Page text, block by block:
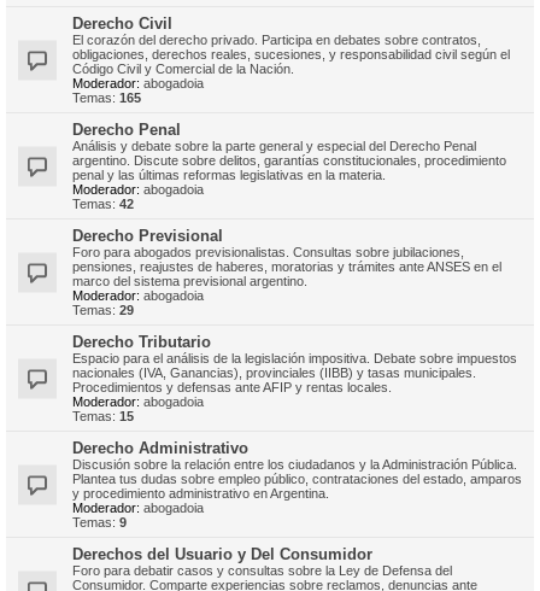
Derecho Civil
El corazón del derecho privado. Participa en debates sobre contratos,
obligaciones, derechos reales, sucesiones, y responsabilidad civil según el
Código Civil y Comercial de la Nación.
Moderador: abogadoia
Temas: 165
Derecho Penal
Análisis y debate sobre la parte general y especial del Derecho Penal
argentino. Discute sobre delitos, garantías constitucionales, procedimiento
penal y las últimas reformas legislativas en la materia.
Moderador: abogadoia
Temas: 42
Derecho Previsional
Foro para abogados previsionalistas. Consultas sobre jubilaciones,
pensiones, reajustes de haberes, moratorias y trámites ante ANSES en el
marco del sistema previsional argentino.
Moderador: abogadoia
Temas: 29
Derecho Tributario
Espacio para el análisis de la legislación impositiva. Debate sobre impuestos
nacionales (IVA, Ganancias), provinciales (IIBB) y tasas municipales.
Procedimientos y defensas ante AFIP y rentas locales.
Moderador: abogadoia
Temas: 15
Derecho Administrativo
Discusión sobre la relación entre los ciudadanos y la Administración Pública.
Plantea tus dudas sobre empleo público, contrataciones del estado, amparos
y procedimiento administrativo en Argentina.
Moderador: abogadoia
Temas: 9
Derechos del Usuario y Del Consumidor
Foro para debatir casos y consultas sobre la Ley de Defensa del
Consumidor. Comparte experiencias sobre reclamos, denuncias ante